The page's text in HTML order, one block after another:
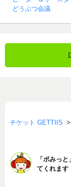
どうぶつ会議
チケット GETTIIS >
「ポみっ
てくれます